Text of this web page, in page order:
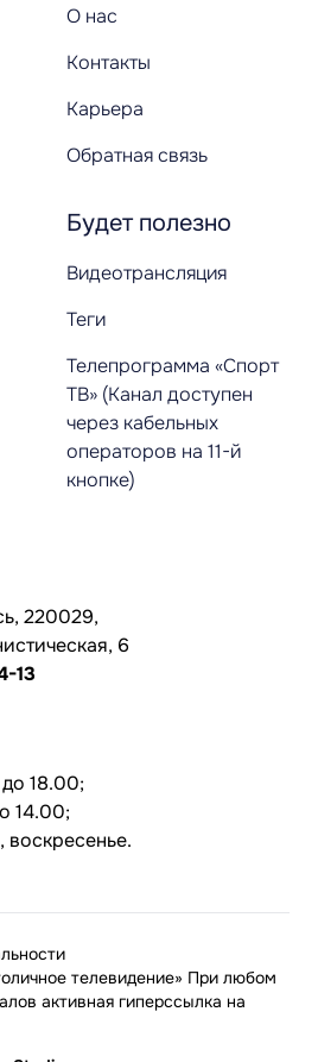
О нас
Контакты
Карьера
Обратная связь
Будет полезно
Видеотрансляция
Теги
Телепрограмма «Спорт
ТВ» (Канал доступен
через кабельных
операторов на 11-й
кнопке)
220029,
6
13
18.00;
14.00;
воскресенье.
телевидение» При любом
активная гиперссылка на